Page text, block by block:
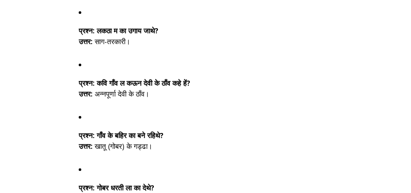
प्रश्न: लकठा म का उगाय जाथे?
उत्तर: साग-तरकारी।
प्रश्न: कवि गाँव ल कऊन देवी के ठाँव कहे हें?
उत्तर: अन्नपूर्णा देवी के ठाँव।
प्रश्न: गाँव के बहिर का बने रहिथे?
उत्तर: खातू (गोबर) के गड्ढा।
प्रश्न: गोबर धरती ला का देथे?